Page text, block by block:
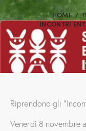
HOME
INCONTRI
Riprendono gli
Venerdì 8 novembre